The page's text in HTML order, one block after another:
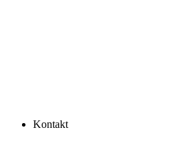
Kontakt